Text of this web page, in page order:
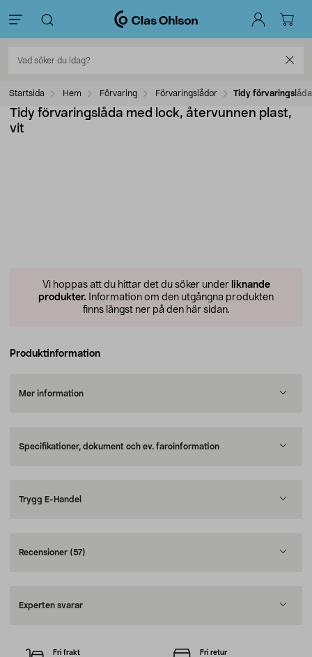
Startsida Hem Förvaring Förvaringslådor Tidy
Tidy förvaringslåda med lock, återvunnen plast,
vit
Vi hoppas att du hittar det du söker under liknande
produkter. Information om den utgångna produkten
finns längst ner på den här sidan.
Produktinformation
Mer information
Specifikationer, dokument och ev. faroinformation
Trygg E-Handel
Recensioner (57)
Experten svarar
Fri frakt Fri retur